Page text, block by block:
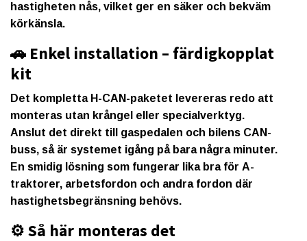
hastigheten nås, vilket ger en säker och bekväm
körkänsla.
🚗 Enkel installation – färdigkopplat
kit
Det kompletta H-CAN-paketet levereras redo att
monteras utan krångel eller specialverktyg.
Anslut det direkt till gaspedalen och bilens CAN-
buss, så är systemet igång på bara några minuter.
En smidig lösning som fungerar lika bra för A-
traktorer, arbetsfordon och andra fordon där
hastighetsbegränsning behövs.
⚙️ Så här monteras det